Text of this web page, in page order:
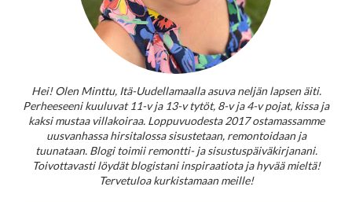
Hei! Olen Minttu, Itä-Uudellamaalla asuva neljän lapsen äiti.
Perheeseeni kuuluvat 11-v ja 13-v tytöt, 8-v ja 4-v pojat, kissa ja
kaksi mustaa villakoiraa. Loppuvuodesta 2017 ostamassamme
uusvanhassa hirsitalossa sisustetaan, remontoidaan ja
tuunataan. Blogi toimii remontti- ja sisustuspäiväkirjanani.
Toivottavasti löydät blogistani inspiraatiota ja hyvää mieltä!
Tervetuloa kurkistamaan meille!